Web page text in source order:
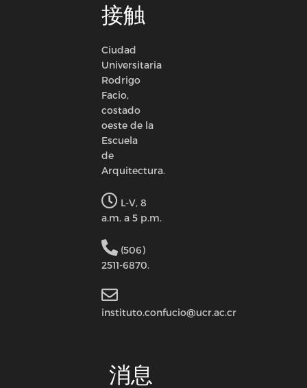
接触
Ciudad
Universitaria
Rodrigo
Facio,
costado
oeste de la
Escuela
de
Arquitectura.
L-V, 8
a.m. a 5 p.m.
(506)
2511-6870.
instituto.confucio@ucr.ac.cr
消息